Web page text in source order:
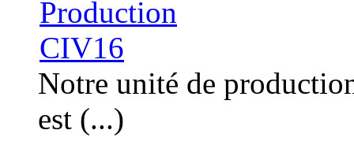
Notre unité de
est (...)